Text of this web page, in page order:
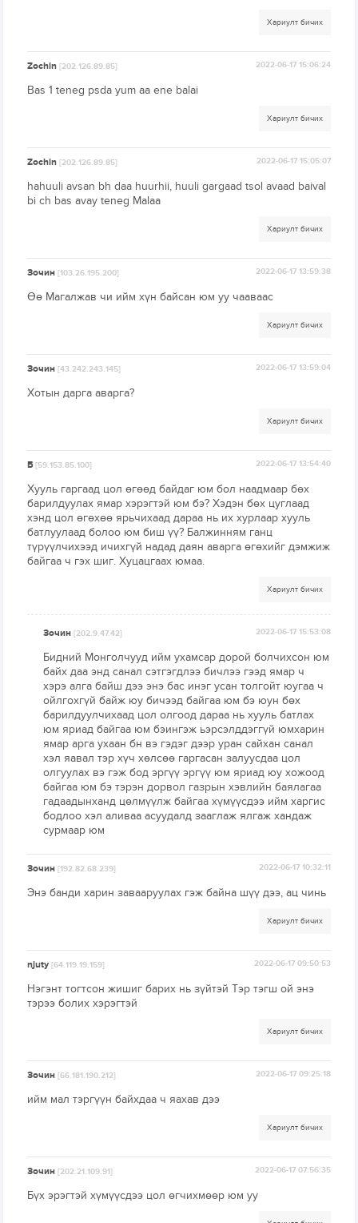
Хариулт бичих
Zochin[202.126.89.85] 2022-06-17 15:06:24
Bas 1 teneg psda yum aa ene balai
Хариулт бичих
Zochin[202.126.89.85] 2022-06-17 15:05:07
hahuuli avsan bh daa huurhii, huuli gargaad tsol avaad baival
bi ch bas avay teneg Malaa
Хариулт бичих
Зочин[103.26.195.200] 2022-06-17 13:59:38
Өө Магалжав чи ийм хүн байсан юм уу чааваас
Хариулт бичих
Зочин[43.242.243.145] 2022-06-17 13:59:04
Хотын дарга аварга?
Хариулт бичих
Б[59.153.85.100] 2022-06-17 13:54:40
Хууль гаргаад цол өгөөд байдаг юм бол наадмаар бөх
барилдуулах ямар хэрэгтэй юм бэ? Хэдэн бөх цуглаад
хэнд цол өгөхөө ярьчихаад дараа нь их хурлаар хууль
батлуулаад болоо юм биш үү? Балжинням ганц
түрүүлчихээд ичихгүй надад даян аварга өгөхийг дэмжиж
байгаа ч гэх шиг. Хуцацгаах юмаа.
Хариулт бичих
Зочин[202.9.47.42] 2022-06-17 15:53:08
Бидний Монголчууд ийм ухамсар дорой болчихсон юм
байх даа энд санал сэтгэгдлээ бичлээ гээд ямар ч
хэрэ алга байш дээ энэ бас инэг усан толгойт юугаа ч
ойлгохгүй байж юу бичээд байгаа юм бэ юун бөх
барилдуулчихаад цол олгоод дараа нь хууль батлах
юм яриад байгаа юм бэингэж ьэрсэлддэггүй юмхарин
ямар арга ухаан бн вэ гэдэг дээр уран сайхан санал
хэл яавал тэр хүч хөлсөө гаргасан залуусдаа цол
олгуулах вэ гэж бод эргүү эргүү юм яриад юу хожоод
байгаа юм бэ тэрэн дорвол газрын хэвлийн баялагаа
гадаадынханд цөлмүүлж байгаа хүмүүсдээ ийм харгис
бодлоо хэл аливаа асуудалд зааглаж ялгаж хандаж
сурмаар юм
Зочин[192.82.68.239] 2022-06-17 10:32:11
Энэ банди харин завааруулах гэж байна шүү дээ, ац чинь
Хариулт бичих
njuty[64.119.19.159] 2022-06-17 09:50:53
Нэгэнт тогтсон жишиг барих нь зүйтэй Тэр тэгш ой энэ
тэрээ болих хэрэгтэй
Хариулт бичих
Зочин[66.181.190.212] 2022-06-17 09:25:18
ийм мал тэргүүн байхдаа ч яахав дээ
Хариулт бичих
Зочин[202.21.109.91] 2022-06-17 07:56:35
Бүх эрэгтэй хүмүүсдээ цол өгчихмөөр юм уу